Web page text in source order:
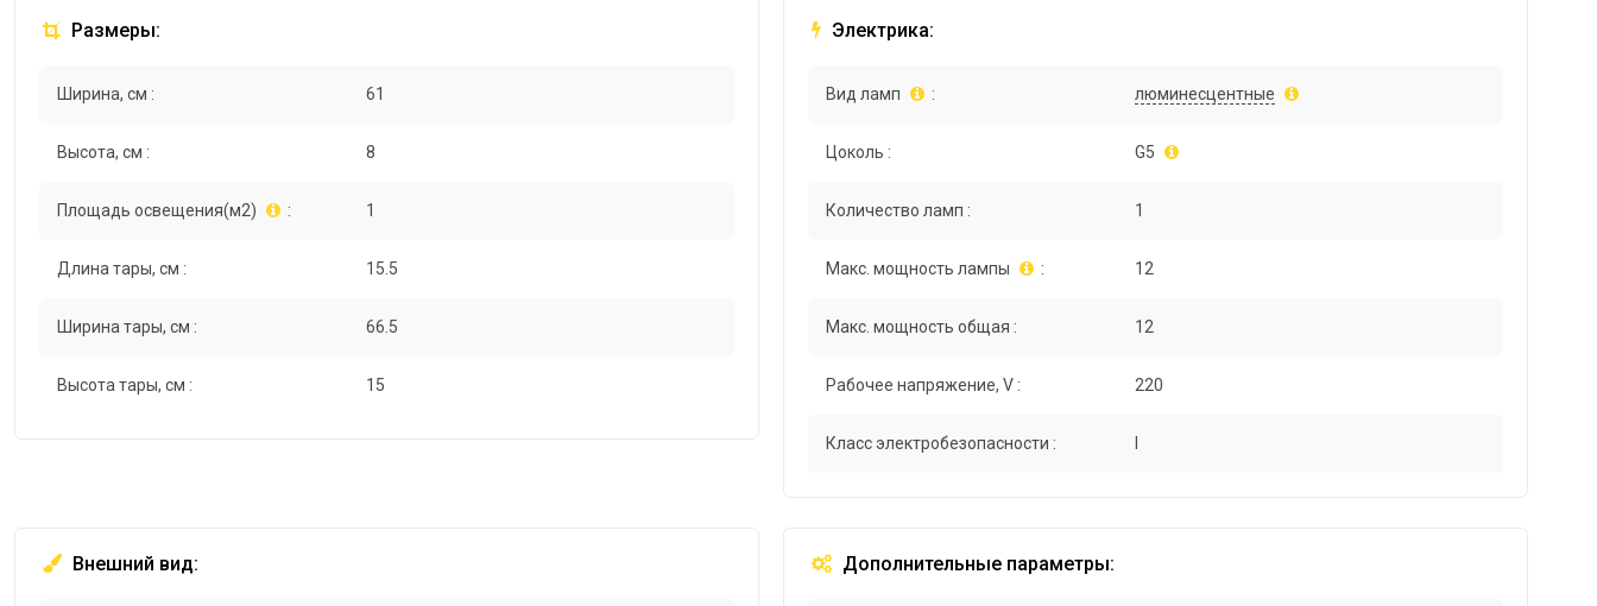
Размеры:
Ширина, см : 61
Высота, см : 8
Площадь освещения(м2) : 1
Длина тары, см : 15.5
Ширина тары, см : 66.5
Высота тары, см : 15
Электрика:
Вид ламп : люминесцентные
Цоколь : G5
Количество ламп : 1
Макс. мощность лампы : 12
Макс. мощность общая : 12
Рабочее напряжение, V : 220
Класс электробезопасности :
Внешний вид: Дополнительные параметры: